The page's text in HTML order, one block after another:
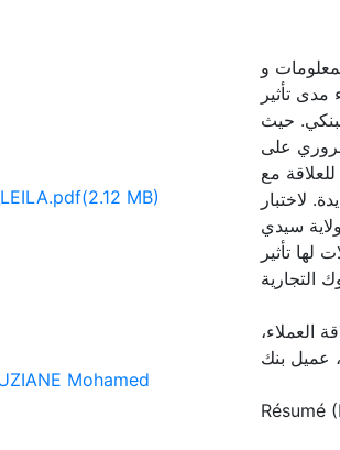
(2.12 MB)
Mohamed
و
مدى تأثير
حيث
على
مع
لاختبار
سيدي
لها تأثير
التجارية.
العملاء،
عميل بنك
Résumé